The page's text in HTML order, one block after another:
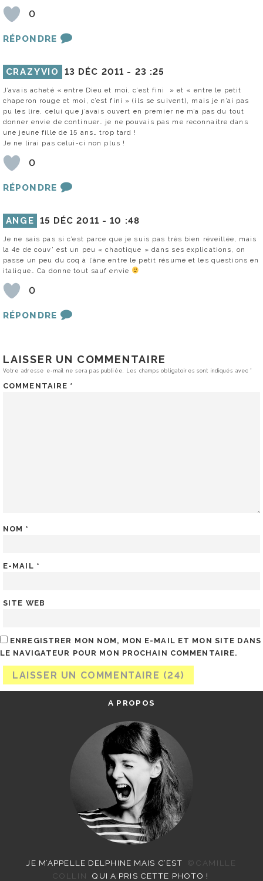
0
RÉPONDRE
CRAZYVIO 13 DÉC 2011 - 23 :25
J’avais acheté « entre Dieu et moi, c’est fini » et « entre le petit
chaperon rouge et moi, c’est fini » (ils se suivent), mais je n’ai pas
pu les lire, celui que j’avais ouvert en premier ne m’a pas du tout
donner envie de continuer… je ne pouvais pas me reconnaitre dans
une jeune fille de 15 ans… trop tard !
Je ne lirai pas celui-ci non plus !
0
RÉPONDRE
ANGE 15 DÉC 2011 -10 :48
Je ne sais pas si c’est parce que je suis pas très bien réveillée, mais
la 4e de couv’ est un peu « chaotique » dans ses explications, on
passe un peu du coq à l’âne entre le petit résumé et les questions en
italique… Ca donne tout sauf envie
0
RÉPONDRE
LAISSER UN COMMENTAIRE
Votre adresse e-mail ne sera pas publiée. Les champs obligatoires sont indiqués avec*
COMMENTAIRE *
NOM *
E-MAIL *
SITE WEB
ENREGISTRER MON NOM, MON E-MAIL ET MON SITE DANS
LE NAVIGATEUR POUR MON PROCHAIN COMMENTAIRE.
A PROPOS
JE M’APPELLE DELPHINE MAIS C’EST
©CAMILLE
COLLIN
QUI A PRIS CETTE PHOTO !